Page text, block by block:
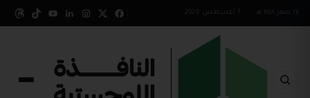
٢٤ صفر ١٤٤٨ هـ 7 أغسطس 2026